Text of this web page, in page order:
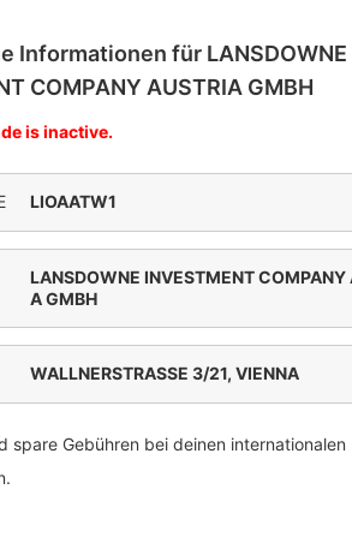
Informationen für LANSDOWNE
COMPANY AUSTRIA GMBH
is inactive.
LIOAATW1
LANSDOWNE INVESTMENT COMPANY
A GMBH
WALLNERSTRASSE 3/21, VIENNA
spare Gebühren bei deinen internationalen